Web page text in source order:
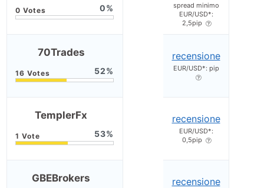
0
spread minimo
EUR/USD*:
2,5pip
70Trades
52
recensione
EUR/USD*: pip
TemplerFx
53
recensione
EUR/USD*:
0,5pip
GBEBrokers recensione